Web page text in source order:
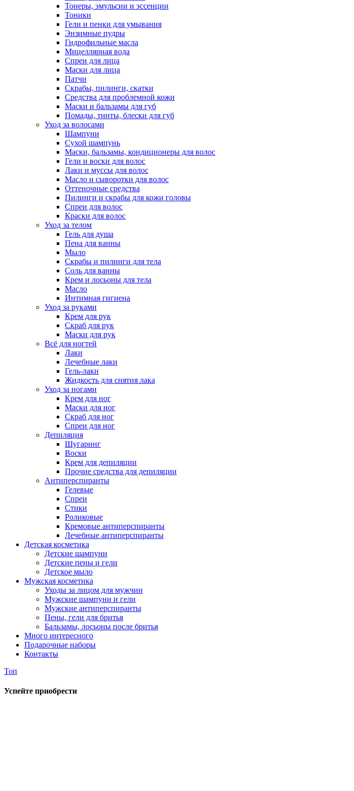
Тонеры, эмульсии и эссенции
Тоники
Гели и пенки для умывания
Энзимные пудры
Гидрофильные масла
Мицеллярная вода
Спреи для лица
Маски для лица
Патчи
Скрабы, пилинги, скатки
Средства для проблемной кожи
Маски и бальзамы для губ
Помады, тинты, блески для губ
Уход за волосами
Шампуни
Сухой шампунь
Маски, бальзамы, кондиционеры для волос
Гели и воски для волос
Лаки и муссы для волос
Масло и сыворотки для волос
Оттеночные средства
Пилинги и скрабы для кожи головы
Спреи для волос
Краски для волос
Уход за телом
Гель для душа
Пена для ванны
Мыло
Скрабы и пилинги для тела
Соль для ванны
Крем и лосьоны для тела
Масло
Интимная гигиена
Уход за руками
Крем для рук
Скраб для рук
Маски для рук
Всё для ногтей
Лаки
Лечебные лаки
Гель-лаки
Жидкость для снятия лака
Уход за ногами
Крем для ног
Маски для ног
Скраб для ног
Спреи для ног
Депиляция
Шугаринг
Воски
Крем для депиляции
Прочие средства для депиляции
Антиперспиранты
Гелевые
Спреи
Стики
Роликовые
Кремовые антиперспиранты
Лечебные антиперспиранты
Детская косметика
Детские шампуни
Детские пены и гели
Детское мыло
Мужская косметика
Уходы за лицом для мужчин
Мужские шампуни и гели
Мужские антиперспиранты
Пены, гели для бритья
Бальзамы, лосьоны после бритья
Много интересного
Подарочные наборы
Контакты
Топ
Успейте приобрести